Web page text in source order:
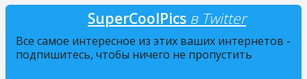
SuperCoolPics в Twitter
Все самое интересное из этих ваших интернетов -
подпишитесь, чтобы ничего не пропустить